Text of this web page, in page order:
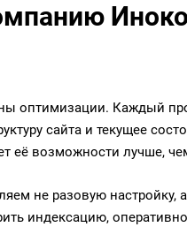
Каждый
сайта и текущее
её возможности лучше,
не разовую настройку, а
индексацию,